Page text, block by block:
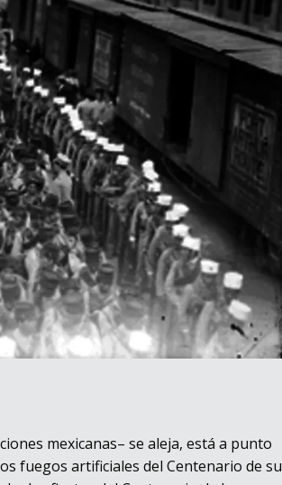
mexicanas– se aleja, está a punto
fuegos artificiales del Centenario de su